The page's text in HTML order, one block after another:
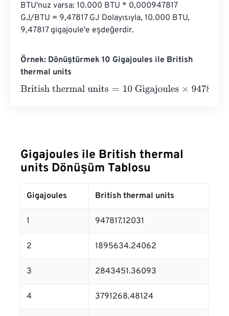
BTU'nuz varsa: 10.000 BTU * 0,000947817
GJ/BTU = 9,47817 GJ Dolayısıyla, 10.000 BTU,
9,47817 gigajoule'e eşdeğerdir.
Örnek: Dönüştürmek 10 Gigajoules ile British
thermal units
British thermal units=10 Gigajoules×947817.12031=
Gigajoules ile British thermal
units Dönüşüm Tablosu
Gigajoules British thermal units
1 947817.12031
2 1895634.24062
3 2843451.36093
4 3791268.48124